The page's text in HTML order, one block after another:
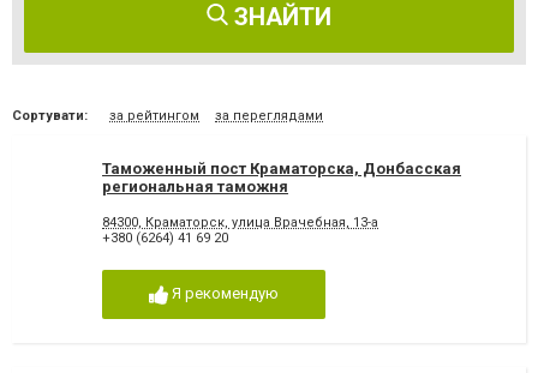
ЗНАЙТИ
Сортувати: за рейтингом за переглядами
Таможенный пост Краматорска, Донбасская
региональная таможня
84300, Краматорск, улица Врачебная, 13-а
+380 (6264) 41 69 20
Я рекомендую